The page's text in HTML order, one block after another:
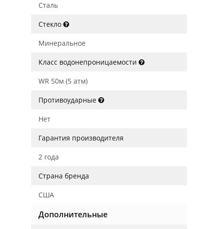
Сталь
Стекло
Минеральное
Класс водонепроницаемости
WR 50м (5 атм)
Противоударные
Нет
Гарантия производителя
2 года
Страна бренда
США
Дополнительные